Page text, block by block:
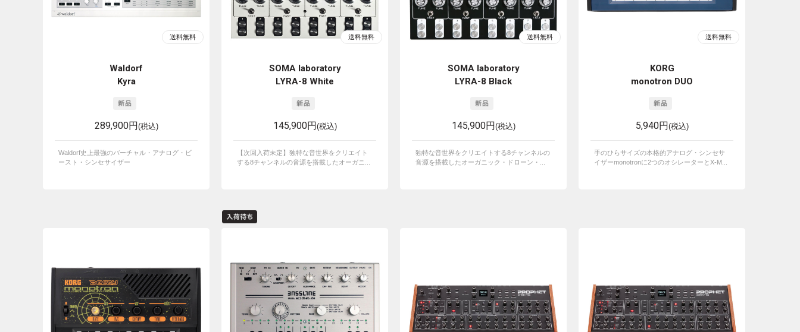
Waldorf
Kyra
289,900円(税込)
Waldorf史上最強のバーチャル・アナログ・ビ
ースト・シンセサイザー
SOMA laboratory
LYRA-8 White
145,900円(税込)
【次回入荷未定】独特な音世界をクリエイト
する8チャンネルの音源を搭載したオーガニ...
SOMA laboratory
LYRA-8 Black
145,900円(税込)
独特な音世界をクリエイトする8チャンネルの
音源を搭載したオーガニック・ドローン・...
KORG
monotron DUO
5,940円(税込)
手のひらサイズの本格的アナログ・シンセサ
イザーmonotronに2つのオシレーターとX-M...